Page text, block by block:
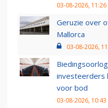
03-08-2026, 11:26
Geruzie over
Mallorca
03-08-2026,
investeerders
voor bod
03-08-2026, 10:43